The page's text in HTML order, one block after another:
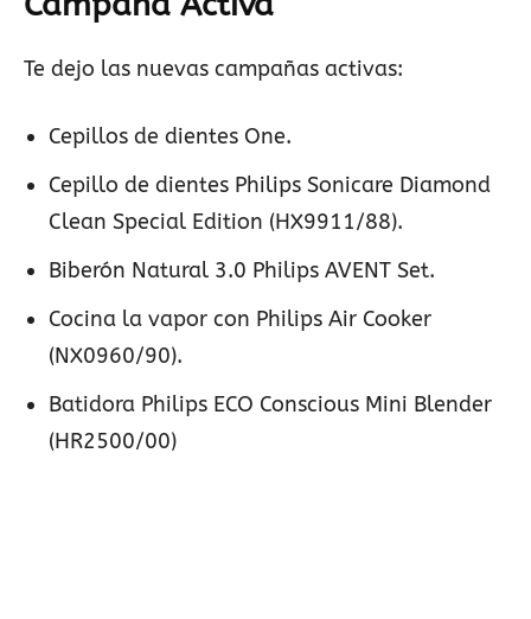
Te dejo las nuevas campañas activas:
Cepillos de dientes One.
Cepillo de dientes Philips Sonicare Diamond
Clean Special Edition (HX9911/88).
Biberón Natural 3.0 Philips AVENT Set.
Cocina la vapor con Philips Air Cooker
(NX0960/90).
Batidora Philips ECO Conscious Mini Blender
(HR2500/00)